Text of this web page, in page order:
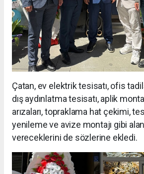
Çatan, ev elektrik tesisatı, ofis
dış aydınlatma tesisatı, aplik
arızaları, topraklama hat çekimi,
yenileme ve avize montajı gibi
vereceklerini de sözlerine ekledi.